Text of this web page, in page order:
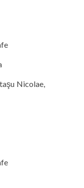
Nicolae,